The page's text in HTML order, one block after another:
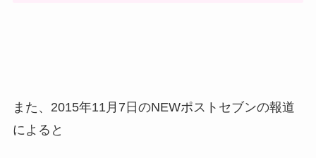
また、2015年11月7日のNEWポストセブンの報道
によると